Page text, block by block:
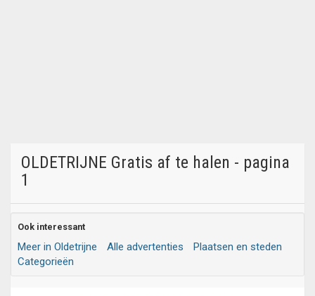
OLDETRIJNE Gratis af te halen - pagina
1
Ook interessant
Meer in Oldetrijne Alle advertenties
Plaatsen en steden
Categorieën